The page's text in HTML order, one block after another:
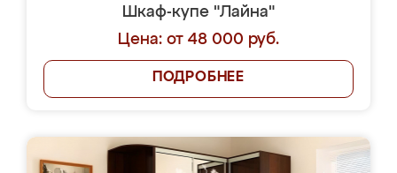
Шкаф-купе "Лайна"
Цена: от 48 000 руб.
ПОДРОБНЕЕ